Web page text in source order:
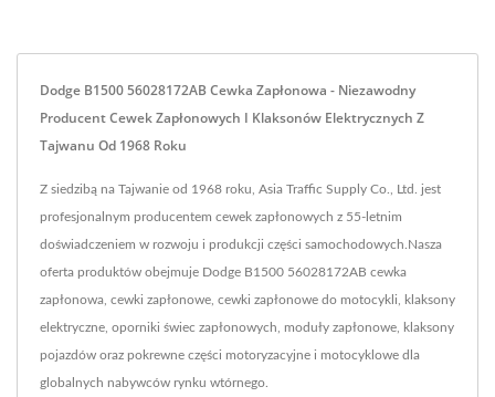
Dodge B1500 56028172AB Cewka Zapłonowa - Niezawodny
Producent Cewek Zapłonowych I Klaksonów Elektrycznych Z
Tajwanu Od 1968 Roku
Z siedzibą na Tajwanie od 1968 roku, Asia Traffic Supply Co., Ltd. jest
profesjonalnym producentem cewek zapłonowych z 55-letnim
doświadczeniem w rozwoju i produkcji części samochodowych.Nasza
oferta produktów obejmuje Dodge B1500 56028172AB cewka
zapłonowa, cewki zapłonowe, cewki zapłonowe do motocykli, klaksony
elektryczne, oporniki świec zapłonowych, moduły zapłonowe, klaksony
pojazdów oraz pokrewne części motoryzacyjne i motocyklowe dla
globalnych nabywców rynku wtórnego.